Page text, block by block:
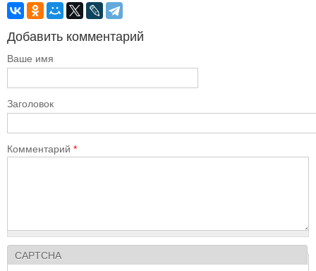
Добавить комментарий
Ваше имя
Заголовок
Комментарий *
CAPTCHA